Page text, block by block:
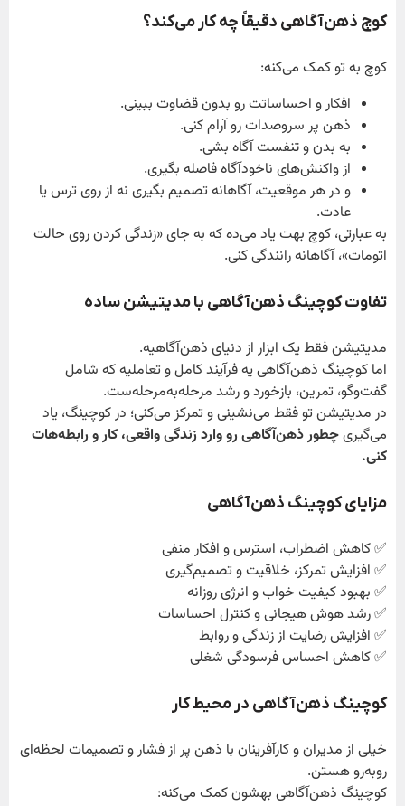
کوچ ذهن‌آگاهی دقیقاً چه کار می‌کند؟
کوچ به تو کمک می‌کنه:
افکار و احساساتت رو بدون قضاوت ببینی.
ذهن پر سروصدات رو آرام کنی.
به بدن و تنفست آگاه بشی.
از واکنش‌های ناخودآگاه فاصله بگیری.
و در هر موقعیت، آگاهانه تصمیم بگیری نه از روی ترس یا
عادت.
به عبارتی، کوچ بهت یاد می‌ده که به جای «زندگی کردن روی حالت
اتومات»، آگاهانه رانندگی کنی.
تفاوت کوچینگ ذهن‌آگاهی با مدیتیشن ساده
مدیتیشن فقط یک ابزار از دنیای ذهن‌آگاهیه.
اما کوچینگ ذهن‌آگاهی یه فرآیند کامل و تعاملیه که شامل
گفت‌وگو، تمرین، بازخورد و رشد مرحله‌به‌مرحله‌ست.
در مدیتیشن تو فقط می‌نشینی و تمرکز می‌کنی؛ در کوچینگ، یاد
می‌گیریچطور ذهن‌آگاهی رو وارد زندگی واقعی، کار و رابطه‌هات
کنی.
مزایای کوچینگ ذهن‌آگاهی
✅ کاهش اضطراب، استرس و افکار منفی
✅ افزایش تمرکز، خلاقیت و تصمیم‌گیری
✅ بهبود کیفیت خواب و انرژی روزانه
✅ رشد هوش هیجانی و کنترل احساسات
✅ افزایش رضایت از زندگی و روابط
✅ کاهش احساس فرسودگی شغلی
کوچینگ ذهن‌آگاهی در محیط کار
خیلی از مدیران و کارآفرینان با ذهن پر از فشار و تصمیمات لحظه‌ای
روبه‌رو هستن.
کوچینگ ذهن‌آگاهی بهشون کمک می‌کنه: